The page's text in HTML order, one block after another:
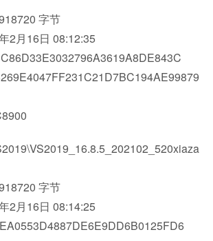
字节
2月16日 08:12:35
字节
2月16日 08:14:25